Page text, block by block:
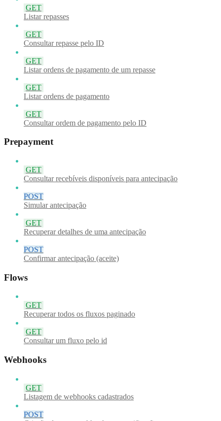
GET
Listar repasses
GET
Consultar repasse pelo ID
GET
Listar ordens de pagamento de um repasse
GET
Listar ordens de pagamento
GET
Consultar ordem de pagamento pelo ID
Prepayment
GET
Consultar recebíveis disponíveis para antecipação
POST
Simular antecipação
GET
Recuperar detalhes de uma antecipação
POST
Confirmar antecipação (aceite)
Flows
GET
Recuperar todos os fluxos paginado
GET
Consultar um fluxo pelo id
Webhooks
GET
Listagem de webhooks cadastrados
POST